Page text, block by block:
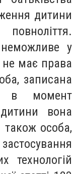
дитини
у
не має права
записана
в момент
вона
також особа,
технологій